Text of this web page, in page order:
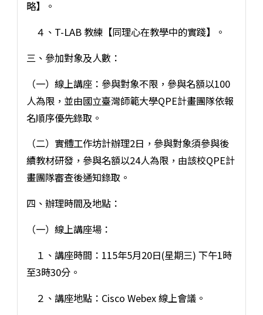
略】。
４、T-LAB 教練【同理心在教學中的實踐】。
三、參加對象及人數：
（一）線上講座：參與對象不限，參與名額以100
人為限，並由國立臺灣師範大學QPE計畫團隊依報
名順序優先錄取。
（二）實體工作坊計辦理2日，參與對象須參與後
續教材研發，參與名額以24人為限，由該校QPE計
畫團隊審查後通知錄取。
四、辦理時間及地點：
（一）線上講座場：
１、講座時間：115年5月20日(星期三) 下午1時
至3時30分。
２、講座地點：Cisco Webex 線上會議。